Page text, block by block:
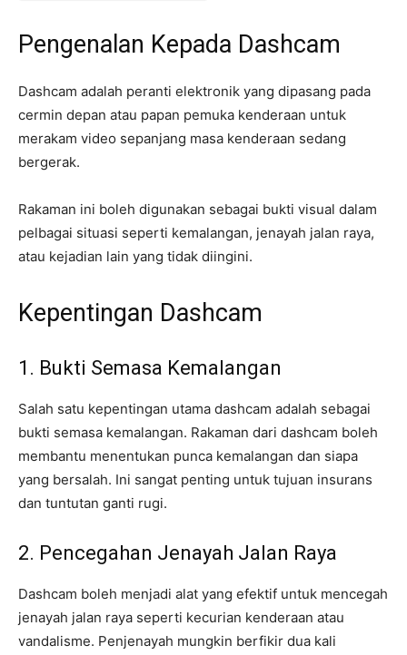
Pengenalan Kepada Dashcam
Dashcam adalah peranti elektronik yang dipasang pada
cermin depan atau papan pemuka kenderaan untuk
merakam video sepanjang masa kenderaan sedang
bergerak.
Rakaman ini boleh digunakan sebagai bukti visual dalam
pelbagai situasi seperti kemalangan, jenayah jalan raya,
atau kejadian lain yang tidak diingini.
Kepentingan Dashcam
1. Bukti Semasa Kemalangan
Salah satu kepentingan utama dashcam adalah sebagai
bukti semasa kemalangan. Rakaman dari dashcam boleh
membantu menentukan punca kemalangan dan siapa
yang bersalah. Ini sangat penting untuk tujuan insurans
dan tuntutan ganti rugi.
2. Pencegahan Jenayah Jalan Raya
Dashcam boleh menjadi alat yang efektif untuk mencegah
jenayah jalan raya seperti kecurian kenderaan atau
vandalisme. Penjenayah mungkin berfikir dua kali